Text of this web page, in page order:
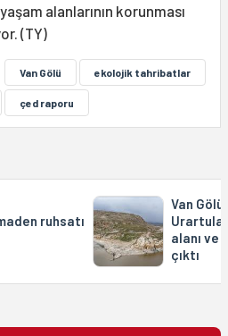
alanlarının korunması
(TY)
Van Gölü ekolojik tahribatlar
çed raporu
ruhsatı
Van
alanı ve
çıktı